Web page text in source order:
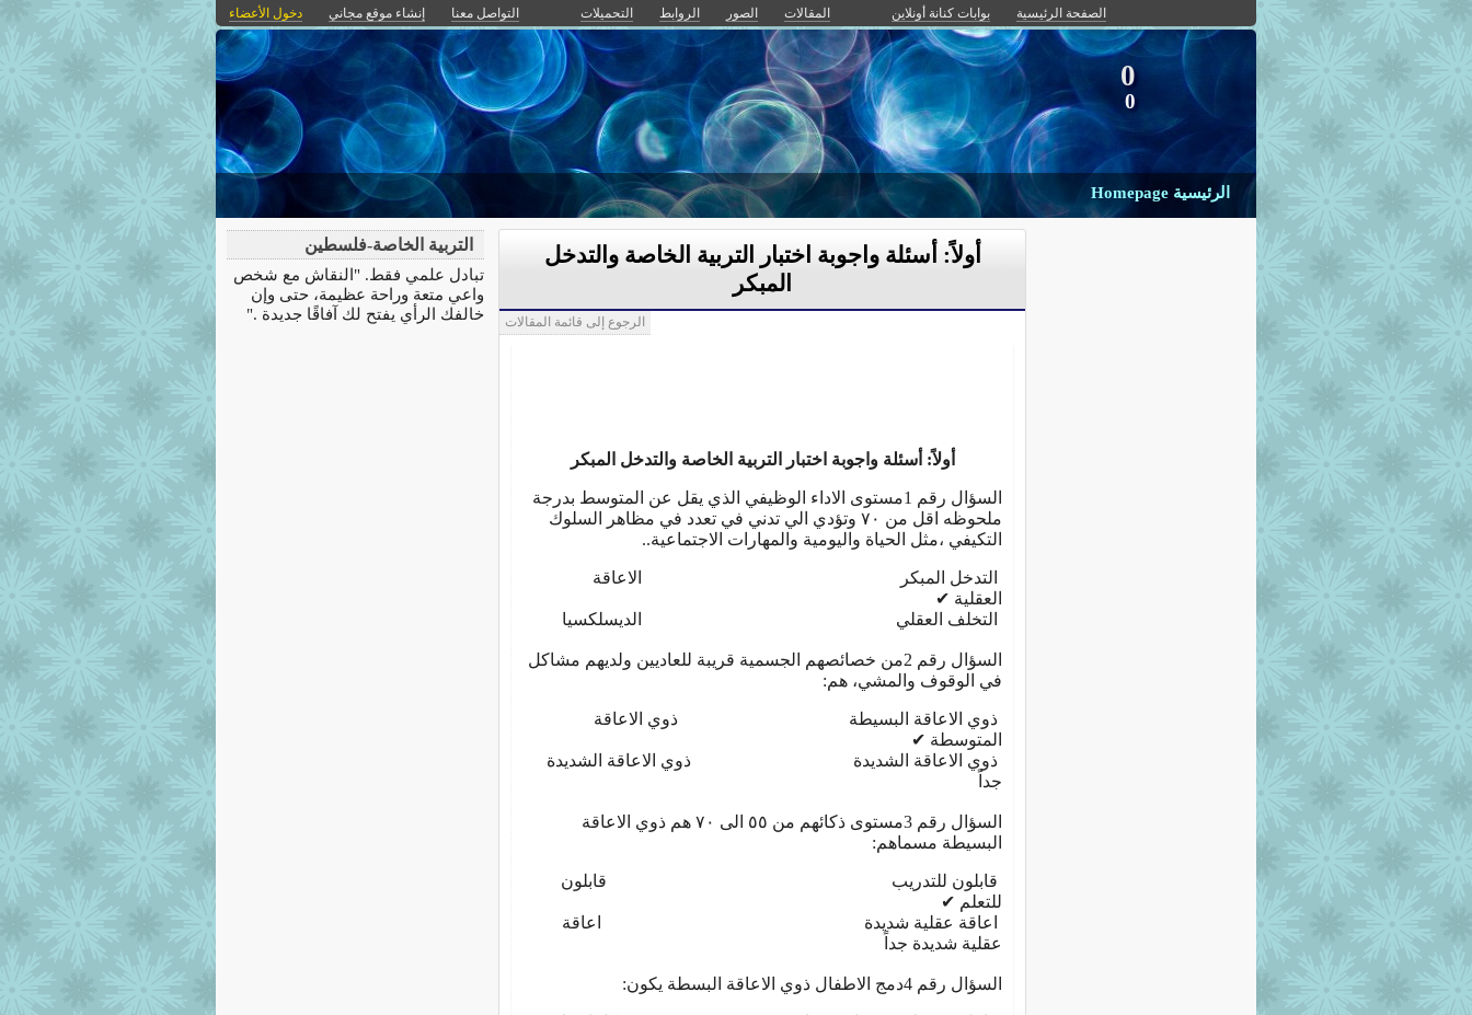
الصفحة الرئيسية بوابات كنانة أونلاين المقالات الصور الروابط التحميلات التواصل معنا إنشاء موقع مجاني دخول الأعضاء
0
0
الرئيسية Homepage
أولاً: أسئلة واجوبة اختبار التربية الخاصة والتدخل
المبكر
الرجوع إلى قائمة المقالات
أولاً: أسئلة واجوبة اختبار التربية الخاصة والتدخل المبكر
السؤال رقم 1مستوى الاداء الوظيفي الذي يقل عن المتوسط بدرجة
ملحوظه اقل من ٧٠ وتؤدي الي تدني في تعدد في مظاهر السلوك
التكيفي ،مثل الحياة واليومية والمهارات الاجتماعية..
التدخل المبكر الاعاقة
العقلية ✔
التخلف العقلي الديسلكسيا
السؤال رقم 2من خصائصهم الجسمية قريبة للعاديين ولديهم مشاكل
في الوقوف والمشي، هم:
ذوي الاعاقة البسيطة ذوي الاعاقة
المتوسطة ✔
ذوي الاعاقة الشديدة ذوي الاعاقة الشديدة
جداً
السؤال رقم 3مستوى ذكائهم من ٥٥ الى ٧٠ هم ذوي الاعاقة
البسيطة مسماهم:
قابلون للتدريب قابلون
للتعلم ✔
اعاقة عقلية شديدة اعاقة
عقلية شديدة جداً
السؤال رقم 4دمج الاطفال ذوي الاعاقة البسطة يكون:
التربية الخاصة-فلسطين
تبادل علمي فقط. "‏النقاش مع شخص
واعي متعة وراحة عظيمة، حتى وإن
خالفك الرأي يفتح لك آفاقًا جديدة ."